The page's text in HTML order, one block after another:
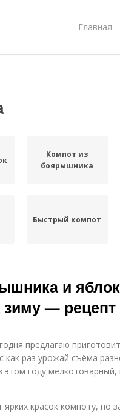
Главная
Компот из
боярышника
Быстрый компот
и
— рецепт
предлагаю
раз урожай съёма
году мелкотоварный,
красок компоту, но